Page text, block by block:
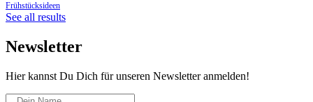
Frühstücksideen
See all results
Newsletter
Hier kannst Du Dich für unseren Newsletter anmelden!